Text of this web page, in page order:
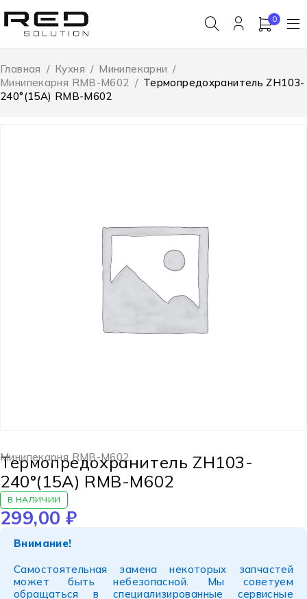
0
Главная / Кухня / Минипекарни /
Минипекарня RMB-M602 / Термопредохранитель ZH103-
240°(15A) RMB-M602
Минипекарня RMB-M602
Термопредохранитель ZH103-
240°(15A) RMB-M602
В НАЛИЧИИ
299,00 ₽
Внимание!
Самостоятельная замена некоторых запчастей
может быть небезопасной. Мы советуем
обращаться в специализированные сервисные